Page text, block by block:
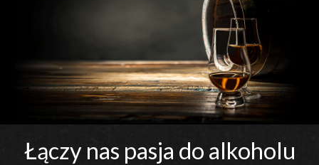
Łączy nas pasja do alkoholu